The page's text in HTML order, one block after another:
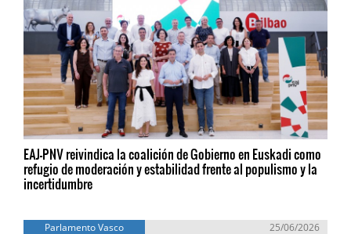
EAJ-PNV reivindica la coalición de Gobierno en Euskadi como
refugio de moderación y estabilidad frente al populismo y la
incertidumbre
Parlamento Vasco 25/06/2026